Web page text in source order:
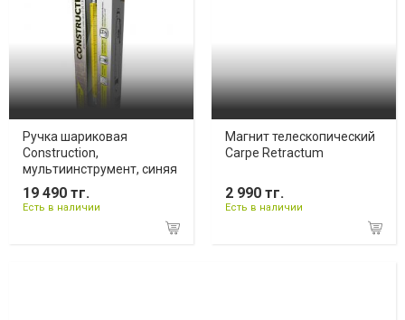
Ручка шариковая
Construction,
мультиинструмент, синяя
19 490 тг.
Есть в наличии
Магнит телескопический
Carpe Retractum
2 990 тг.
Есть в наличии